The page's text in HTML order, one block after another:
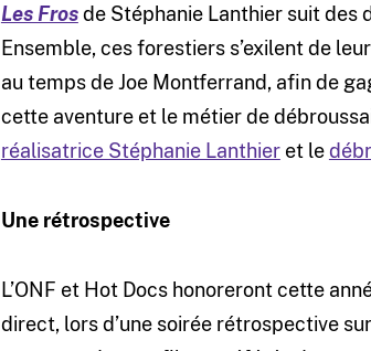
Les Frosde Stéphanie Lanthier suit des
Ensemble, ces forestiers s’exilent de
au temps de Joe Montferrand, afin de
cette aventure et le métier de
réalisatrice Stéphanie Lanthieret le
Une rétrospective
L’ONF et Hot Docs honoreront cette
direct, lors d’une soirée rétrospective